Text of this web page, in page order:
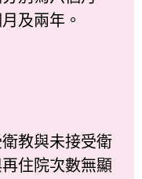
及兩年。
教與未接受衛
住院次數無顯